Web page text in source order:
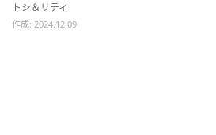
トシ＆リティ
作成: 2024.12.09